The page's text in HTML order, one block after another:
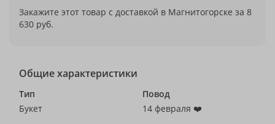
Закажите этот товар с доставкой в Магнитогорске за 8
630 руб.
Общие характеристики
Тип
Букет
Повод
14 февраля ❤️